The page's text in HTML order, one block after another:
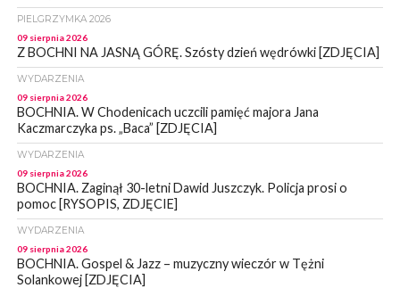
PIELGRZYMKA 2026
09 sierpnia 2026
Z BOCHNI NA JASNĄ GÓRĘ. Szósty dzień wędrówki [ZDJĘCIA]
WYDARZENIA
09 sierpnia 2026
BOCHNIA. W Chodenicach uczcili pamięć majora Jana
Kaczmarczyka ps. „Baca” [ZDJĘCIA]
WYDARZENIA
09 sierpnia 2026
BOCHNIA. Zaginął 30-letni Dawid Juszczyk. Policja prosi o
pomoc [RYSOPIS, ZDJĘCIE]
WYDARZENIA
09 sierpnia 2026
BOCHNIA. Gospel & Jazz – muzyczny wieczór w Tężni
Solankowej [ZDJĘCIA]